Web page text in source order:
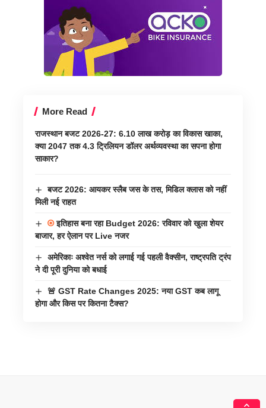
More Read
राजस्थान बजट 2026-27: 6.10 लाख करोड़ का विकास खाका,
क्या 2047 तक 4.3 ट्रिलियन डॉलर अर्थव्यवस्था का सपना होगा
साकार?
बजट 2026: आयकर स्लैब जस के तस, मिडिल क्लास को नहीं
मिली नई राहत
इतिहास बना रहा Budget 2026: रविवार को खुला शेयर
बाजार, हर ऐलान पर Live नजर
अमेरिकाः अश्वेत नर्स को लगाई गई पहली वैक्सीन, राष्ट्रपति ट्रंप
ने दी पूरी दुनिया को बधाई
🚨 GST Rate Changes 2025: नया GST कब लागू
होगा और किस पर कितना टैक्स?